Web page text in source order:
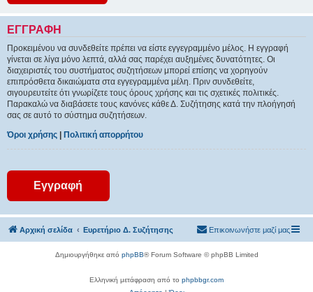
ΕΓΓΡΑΦΉ
Προκειμένου να συνδεθείτε πρέπει να είστε εγγεγραμμένο μέλος. Η εγγραφή
γίνεται σε λίγα μόνο λεπτά, αλλά σας παρέχει αυξημένες δυνατότητες. Οι
διαχειριστές του συστήματος συζητήσεων μπορεί επίσης να χορηγούν
επιπρόσθετα δικαιώματα στα εγγεγραμμένα μέλη. Πριν συνδεθείτε,
σιγουρευτείτε ότι γνωρίζετε τους όρους χρήσης και τις σχετικές πολιτικές.
Παρακαλώ να διαβάσετε τους κανόνες κάθε Δ. Συζήτησης κατά την πλοήγησή
σας σε αυτό το σύστημα συζητήσεων.
Όροι χρήσης
Πολιτική απορρήτου
Εγγραφή
Αρχική σελίδα Ευρετήριο Δ. Συζήτησης Επικοινωνήστε μαζί μας
Δημιουργήθηκε από phpBB® Forum Software © phpBB Limited
Ελληνική μετάφραση από το phpbbgr.com